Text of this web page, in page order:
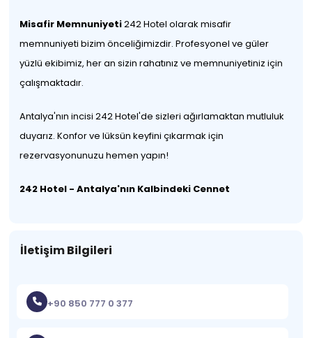
Misafir Memnuniyeti242 Hotel olarak misafir
memnuniyeti bizim önceliğimizdir. Profesyonel ve güler
yüzlü ekibimiz, her an sizin rahatınız ve memnuniyetiniz için
çalışmaktadır.
Antalya'nın incisi 242 Hotel'de sizleri ağırlamaktan mutluluk
duyarız. Konfor ve lüksün keyfini çıkarmak için
rezervasyonunuzu hemen yapın!
242 Hotel - Antalya'nın Kalbindeki Cennet
İletişim Bilgileri
+90 850 777 0 377